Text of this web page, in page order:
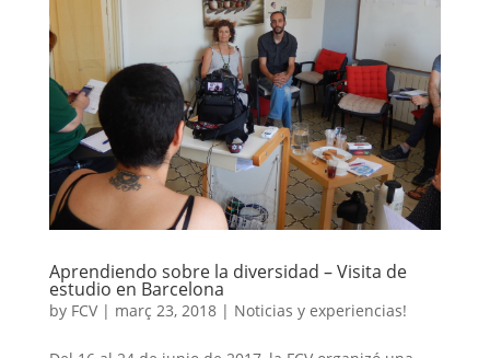
Aprendiendo sobre la diversidad – Visita de
estudio en Barcelona
by FCV| març 23, 2018| Noticias y experiencias!